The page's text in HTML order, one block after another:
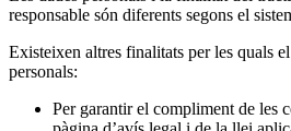
responsable són diferents segons el
Existeixen altres finalitats per les quals
personals:
Per garantir el compliment de les